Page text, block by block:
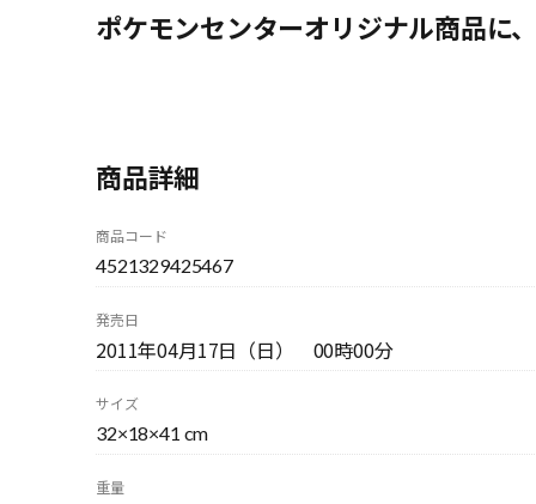
ポケモンセンターオリジナル商品に
商品詳細
商品コード
4521329425467
発売日
2011年04月17日（日） 00時00分
サイズ
32×18×41 cm
重量